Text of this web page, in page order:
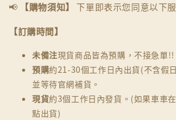
📢
【購物須知】
下單即表示您同意以下
【訂購時間】
未備注現貨商品皆為預購，不接急單!!
預購約21-30個工作日內出貨(不含假
並等待官網補貨。
現貨約3個工作日內發貨。(如果車車
點出貨)